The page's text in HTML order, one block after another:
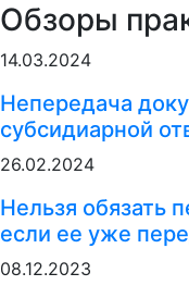
Обзоры
14.03.2024
Непередача
субсидиарной
26.02.2024
Нельзя обязать
если ее уже
08.12.2023